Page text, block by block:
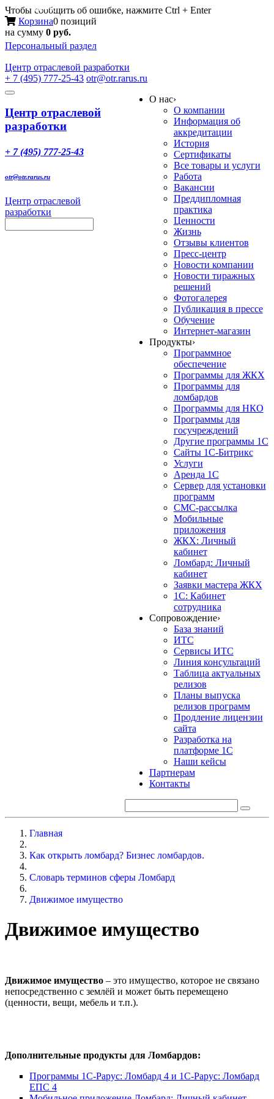
Чтобы сообщить об ошибке, нажмите Ctrl + Enter
Корзина0 позиций
на сумму 0 руб.
Персональный раздел
Центр отраслевой разработки
+ 7 (495) 777-25-43 otr@otr.rarus.ru
Toggle
Меню
Центр отраслевой
разработки
+ 7 (495) 777-25-43
otr@otr.rarus.ru
Центр отраслевой
разработки
О нас›
О компании
Информация об
аккредитации
История
Сертификаты
Все товары и услуги
Работа
Вакансии
Преддипломная
практика
Ценности
Жизнь
Отзывы клиентов
Пресс-центр
Новости компании
Новости тиражных
решений
Фотогалерея
Публикация в прессе
Обучение
Интернет-магазин
Продукты›
Программное
обеспечение
Программы для ЖКХ
Программы для
ломбардов
Программы для НКО
Программы для
госучреждений
Другие программы 1С
Сайты 1С-Битрикс
Услуги
Аренда 1С
Сервер для установки
программ
СМС-рассылка
Мобильные
приложения
ЖКХ: Личный
кабинет
Ломбард: Личный
кабинет
Заявки мастера ЖКХ
1С: Кабинет
сотрудника
Сопровождение›
База знаний
ИТС
Сервисы ИТС
Линия консультаций
Таблица актуальных
релизов
Планы выпуска
релизов программ
Продление лицензии
сайта
Разработка на
платформе 1С
Наши кейсы
Партнерам
Контакты
Главная
Как открыть ломбард? Бизнес ломбардов.
Словарь терминов сферы Ломбард
Движимое имущество
Движимое имущество
Движимое имущество – это имущество, которое не связано
непосредственно с землёй и может быть перемещено
(ценности, вещи, мебель и т.п.).
Дополнительные продукты для Ломбардов:
Программы 1С-Рарус: Ломбард 4 и 1С-Рарус: Ломбард
ЕПС 4